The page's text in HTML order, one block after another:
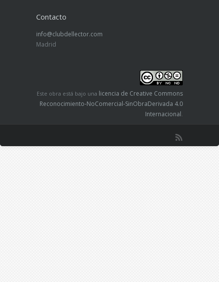
Contacto
info@clubdellector.com
Madrid
Este obra está bajo una licencia de Creative Commons
Reconocimiento-NoComercial-SinObraDerivada 4.0
Internacional